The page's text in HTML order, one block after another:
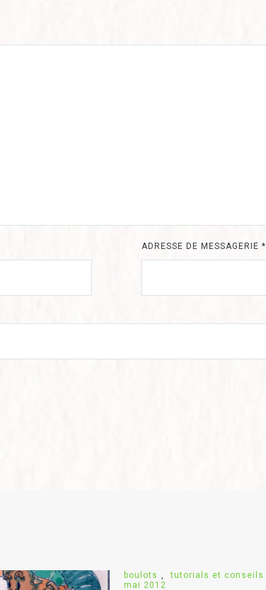
ADRESSE DE MESSAGERIE *
boulots tutorials et conseils
mai 2012